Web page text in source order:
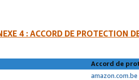
4 : ACCORD DE PROTECTION
Accord de